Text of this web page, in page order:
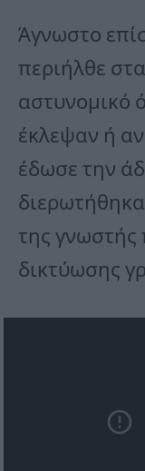
Άγνωστο
περιήλθε
αστυνομικό
έκλεψαν ή
έδωσε την
της γνωστής
δικτύωσης